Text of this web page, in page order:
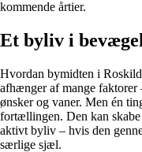
kommende årtier.
Et byliv i
Hvordan bymidten i
afhænger af mange
ønsker og vaner. Men én
fortællingen. Den kan skabe
aktivt byliv – hvis den
særlige sjæl.